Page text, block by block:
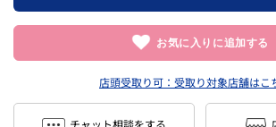
お気に入りに追加する
店頭受取り可： 受取り対象店舗はこ
チャット相談をする